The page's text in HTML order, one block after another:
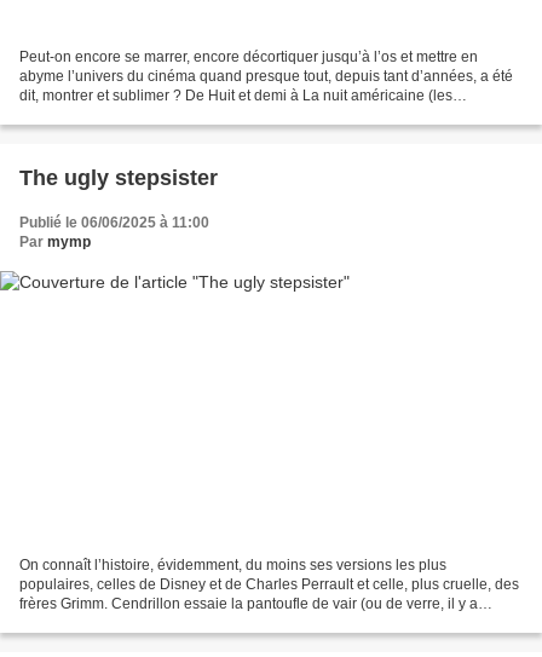
Peut-on encore se marrer, encore décortiquer jusqu’à l’os et mettre en
abyme l’univers du cinéma quand presque tout, depuis tant d’années, a été
dit, montrer et sublimer ? De Huit et demi à La nuit américaine (les
The ugly stepsister
Publié le 06/06/2025 à 11:00
Par mymp
On connaît l’histoire, évidemment, du moins ses versions les plus
populaires, celles de Disney et de Charles Perrault et celle, plus cruelle, des
frères Grimm. Cendrillon essaie la pantoufle de vair (ou de verre, il y a